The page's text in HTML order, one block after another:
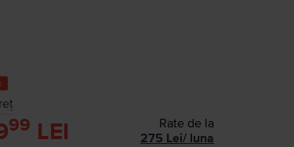
99 LEI
Rate de la
275 Lei/ luna